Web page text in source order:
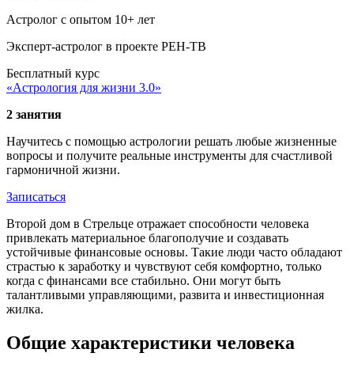
Астролог с опытом 10+ лет
Эксперт-астролог в проекте РЕН-ТВ
Бесплатный курс
«Астрология для жизни 3.0»
2 занятия
Научитесь с помощью астрологии решать любые жизненные
вопросы и получите реальные инструменты для счастливой
гармоничной жизни.
Записаться
Второй дом в Стрельце отражает способности человека
привлекать материальное благополучие и создавать
устойчивые финансовые основы. Такие люди часто обладают
страстью к заработку и чувствуют себя комфортно, только
когда с финансами все стабильно. Они могут быть
талантливыми управляющими, развита и инвестиционная
жилка.
Общие характеристики человека